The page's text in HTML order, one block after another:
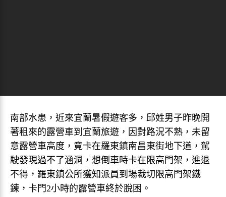
南部水患，近來宜蘭暑假遊客多，邱姓男子昨晚開
著租來的露營車到宜蘭旅遊，因對路況不熟，未留
意露營車高度，竟卡在羅東鎮南昌東街地下道，駕
駛發現過不了涵洞，想倒車時卡在限高門架，進退
不得，羅東鎮公所獲知派員到場裁切限高門架鐵
鍊，卡門2小時的露營車終於脫困。